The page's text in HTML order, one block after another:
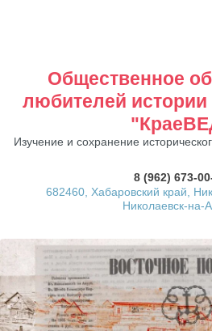
Общественное
любителей
Изучение и сохранение
8 (962) 673-
682460, Хабаровский край,
Николаевск-на-